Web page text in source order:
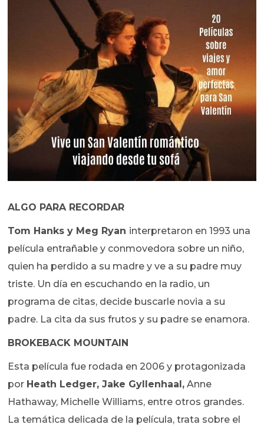
ALGO PARA RECORDAR
Tom Hanks y Meg Ryan interpretaron en 1993 una
película entrañable y conmovedora sobre un niño,
quien ha perdido a su madre y ve a su padre muy
triste. Un día en escuchando en la radio, un
programa de citas, decide buscarle novia a su
padre. La cita da sus frutos y su padre se enamora.
BROKEBACK MOUNTAIN
Esta película fue rodada en 2006 y protagonizada
por Heath Ledger, Jake Gyllenhaal, Anne
Hathaway, Michelle Williams, entre otros grandes.
La temática delicada de la película, trata sobre el